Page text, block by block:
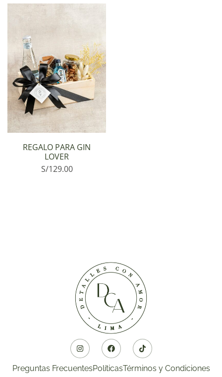
REGALO PARA GIN
LOVER
S/129.00
Preguntas FrecuentesPolíticasTérminos y Condiciones